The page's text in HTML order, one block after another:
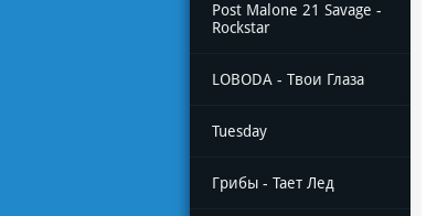
Post Malone 21 Savage -
Rockstar
LOBODA - Твои Глаза
Tuesday
Грибы - Тает Лед